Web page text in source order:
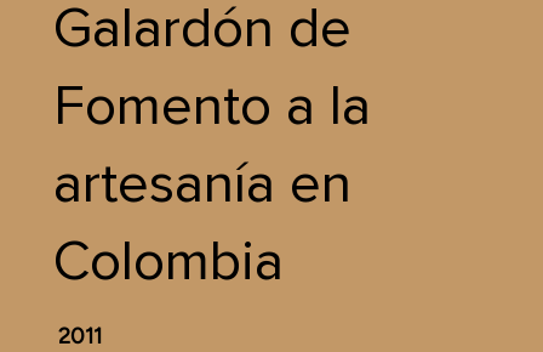
Galardón de
Fomento a la
artesanía en
Colombia
2011